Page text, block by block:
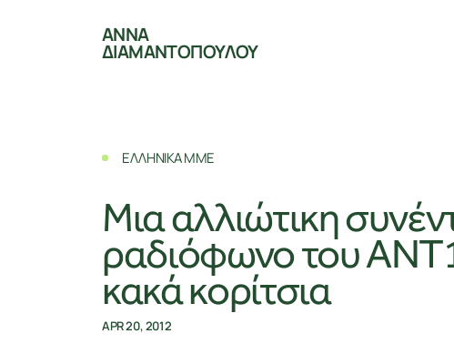
ΑΝΝΑ
ΔΙΑΜΑΝΤΟΠΟΥΛΟΥ
ΕΛΛΗΝΙΚΑ ΜΜΕ
Μια αλλιώτικη
ραδιόφωνο του
κακά κορίτσια
APR 20, 2012